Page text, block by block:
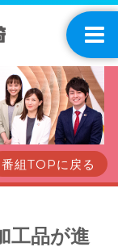
番組TOPに戻る
工品が進